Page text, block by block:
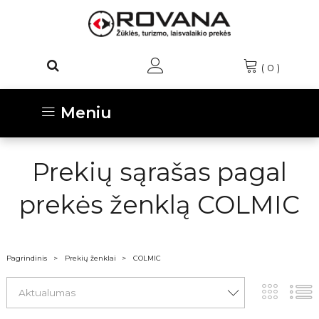
( 0 )
Meniu
Prekių sąrašas pagal
prekės ženklą COLMIC
Pagrindinis Prekių ženklai COLMIC
Aktualumas